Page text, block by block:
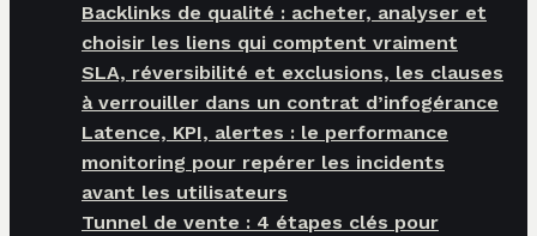
Backlinks de qualité : acheter, analyser et
choisir les liens qui comptent vraiment
SLA, réversibilité et exclusions, les clauses
à verrouiller dans un contrat d’infogérance
Latence, KPI, alertes : le performance
monitoring pour repérer les incidents
avant les utilisateurs
Tunnel de vente : 4 étapes clés pour